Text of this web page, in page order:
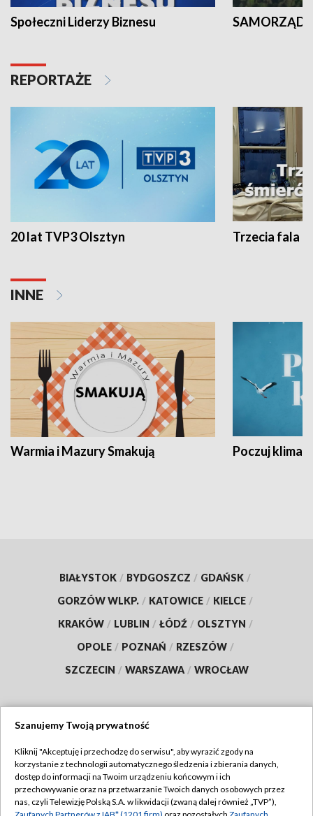
Społeczni Liderzy Biznesu SAMORZĄD
REPORTAŻE
20 lat TVP3 Olsztyn Trzecia fala -
INNE
Warmia i Mazury Smakują Poczuj klimat
BIAŁYSTOK / BYDGOSZCZ / GDAŃSK /
GORZÓW WLKP. / KATOWICE / KIELCE /
KRAKÓW / LUBLIN / ŁÓDŹ / OLSZTYN /
OPOLE / POZNAŃ / RZESZÓW /
SZCZECIN / WARSZAWA / WROCŁAW
TVP
Abonament TVP
Emisja w TVP
Regulamin TVP
Szanujemy Twoją prywatność
Kliknij "Akceptuję i przechodzę do serwisu", aby wyrazić zgody na
korzystanie z technologii automatycznego śledzenia i zbierania danych,
dostęp do informacji na Twoim urządzeniu końcowym i ich
przechowywanie oraz na przetwarzanie Twoich danych osobowych przez
nas, czyli Telewizję Polską S.A. w likwidacji (zwaną dalej również „TVP”),